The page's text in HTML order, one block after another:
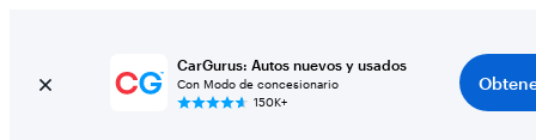
CarGurus: Autos nuevos y usados
Con Modo de concesionario
150K+